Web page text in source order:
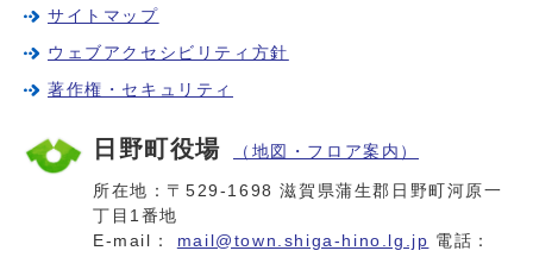
サイトマップ
ウェブアクセシビリティ方針
著作権・セキュリティ
日野町役場 （地図・フロア案内）
所在地：〒529-1698 滋賀県蒲生郡日野町河原一
丁目1番地
E-mail： mail@town.shiga-hino.lg.jp 電話：